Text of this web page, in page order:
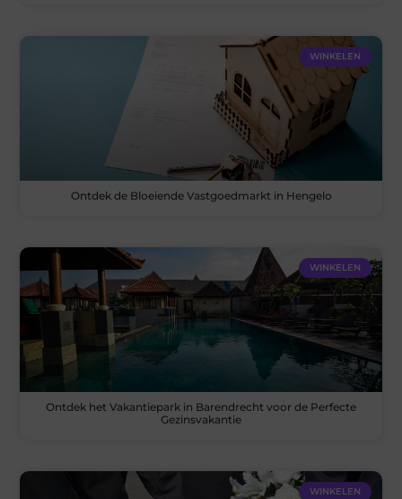
WINKELEN
Ontdek de Bloeiende Vastgoedmarkt in Hengelo
WINKELEN
Ontdek het Vakantiepark in Barendrecht voor de Perfecte
Gezinsvakantie
WINKELEN